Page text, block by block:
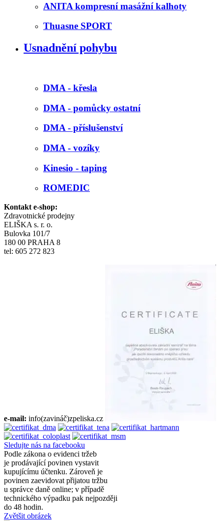
ANITA kompresní masážní kalhoty
Thuasne SPORT
Usnadnění pohybu
DMA - křesla
DMA - pomůcky ostatní
DMA - příslušenství
DMA - vozíky
Kinesio - taping
ROMEDIC
Kontakt e-shop:
Zdravotnické prodejny
ELIŠKA s. r. o.
Bulovka 101/7
180 00 PRAHA 8
tel: 605 272 823
e-mail: info(zavináč)zpeliska.cz
Sledujte nás na facebooku
Podle zákona o evidenci tržeb
je prodávající povinen vystavit
kupujícímu účtenku. Zároveň je
povinen zaevidovat přijatou tržbu
u správce daně online; v případě
technického výpadku pak nejpozději
do 48 hodin.
Zvětšit obrázek